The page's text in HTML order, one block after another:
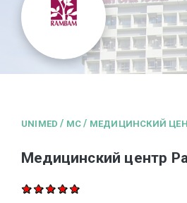
UNIMED / MC / МЕДИЦИНСКИЙ
Медицинский центр